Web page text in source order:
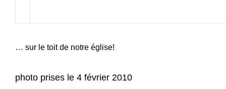
… sur le toit de notre église!
photo prises le 4 février 2010